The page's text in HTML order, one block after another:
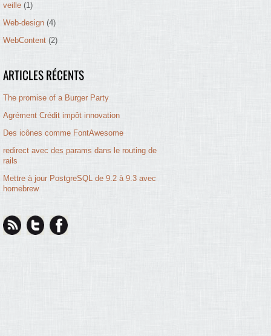
veille (1)
Web-design (4)
WebContent (2)
ARTICLES RÉCENTS
The promise of a Burger Party
Agrément Crédit impôt innovation
Des icônes comme FontAwesome
redirect avec des params dans le routing de
rails
Mettre à jour PostgreSQL de 9.2 à 9.3 avec
homebrew